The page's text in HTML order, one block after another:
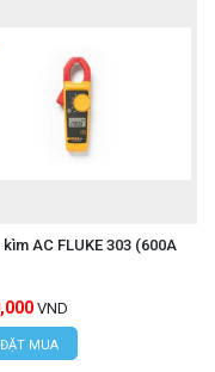
AC FLUKE 303 (600A
VND
ĐẶT MUA